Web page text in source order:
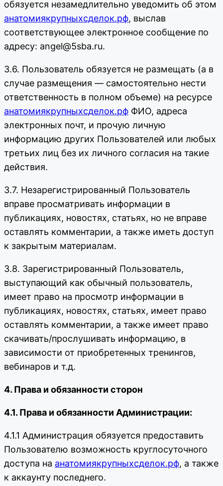
обязуется незамедлительно уведомить об этом
анатомиякрупныхсделок.рф, выслав
соответствующее электронное сообщение по
адресу: angel@5sba.ru.
3.6. Пользователь обязуется не размещать (а в
случае размещения — самостоятельно нести
ответственность в полном объеме) на ресурсе
анатомиякрупныхсделок.рф ФИО, адреса
электронных почт, и прочую личную
информацию других Пользователей или любых
третьих лиц без их личного согласия на такие
действия.
3.7. Незарегистрированный Пользователь
вправе просматривать информации в
публикациях, новостях, статьях, но не вправе
оставлять комментарии, а также иметь доступ
к закрытым материалам.
3.8. Зарегистрированный Пользователь,
выступающий как обычный пользователь,
имеет право на просмотр информации в
публикациях, новостях, статьях, имеет право
оставлять комментарии, а также имеет право
скачивать/прослушивать информацию, в
зависимости от приобретенных тренингов,
вебинаров и т.д.
4. Права и обязанности сторон
4.1. Права и обязанности Администрации:
4.1.1 Администрация обязуется предоставить
Пользователю возможность круглосуточного
доступа на анатомиякрупныхсделок.рф, а также
к аккаунту последнего.